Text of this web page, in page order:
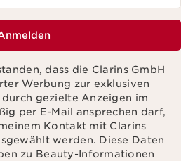
dass die Clarins GmbH
Werbung zur exklusiven
gezielte Anzeigen im
per E-Mail ansprechen darf,
Kontakt mit Clarins
werden. Diese Daten
zu Beauty-Informationen